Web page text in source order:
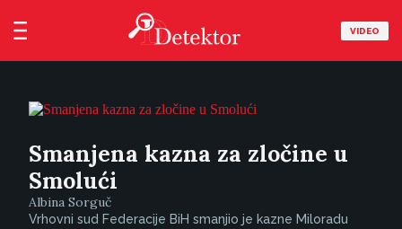
VIDEO
Smanjena kazna za zločine u
Smolući
Albina Sorguč
Vrhovni sud Federacije BiH smanjio je kazne Miloradu